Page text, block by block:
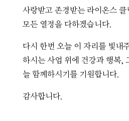
사랑받고 존경받는 라이온스 클
모든 열정을 다하겠습니다.
다시 한번 오늘 이 자리를 빛내
하시는 사업 위에 건강과 행복,
늘 함께하시기를 기원합니다.
감사합니다.